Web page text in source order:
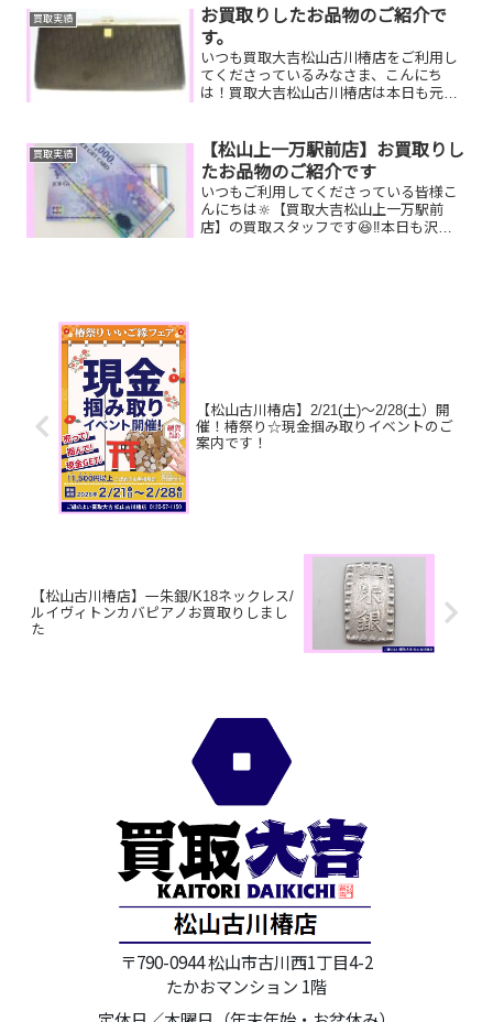
品物はございませんか？そのお品物ぜ
ひ！買取大吉松山古川椿店...
買取実績
お買取りしたお品物のご紹介で
す。
いつも買取大吉松山古川椿店をご利用し
てくださっているみなさま、こんにち
は！買取大吉松山古川椿店は本日も元気
てなくても大丈夫です！お家で眠ってい
るお品物ぜひお査定させて...
買取実績
【松山上一万駅前店】お買取りし
たお品物のご紹介です
いつもご利用してくださっている皆様こ
んにちは🔆【買取大吉松山上一万駅前
店】の買取スタッフです😆‼️本日も沢山
【松山古川椿店】2/21(土)～2/28(土）開
催！椿祭り☆現金掴み取りイベントのご
案内です！
【松山古川椿店】一朱銀/K18ネックレス/
ルイヴィトンカバピアノお買取りしまし
た
〒790-0944 松山市古川西1丁目4-2
たかおマンション 1階